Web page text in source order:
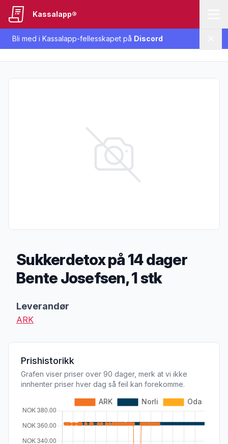
Bli med i Kassalapp-fellesskapet på Discord
Kassalapp®
Sukkerdetox på 14 dager
Bente Josefsen, 1 stk
Leverandør
ARK
Prishistorikk
Grafen viser priser over 90 dager, merk at vi ikke
innhenter priser hver dag så feil kan forekomme.